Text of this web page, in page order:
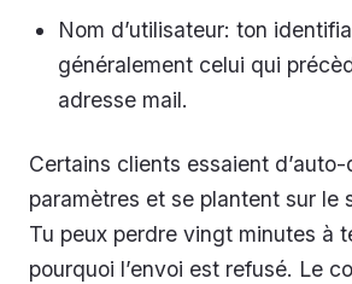
Nom d’utilisateur: ton
généralement celui qui
adresse mail.
Certains clients essaient
paramètres et se plantent sur le
Tu peux perdre vingt minutes à
pourquoi l’envoi est refusé. Le